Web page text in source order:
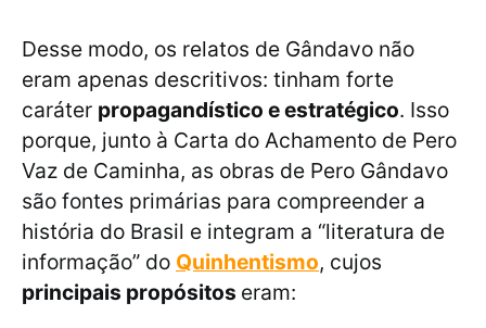
Desse modo, os relatos de Gândavo não
eram apenas descritivos: tinham forte
caráter propagandístico e estratégico. Isso
porque, junto à Carta do Achamento de Pero
Vaz de Caminha, as obras de Pero Gândavo
são fontes primárias para compreender a
história do Brasil e integram a “literatura de
informação” do Quinhentismo, cujos
principais propósitos eram: